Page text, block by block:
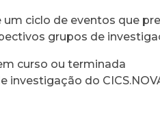
um ciclo de eventos que
grupos de
curso ou terminada
investigação do